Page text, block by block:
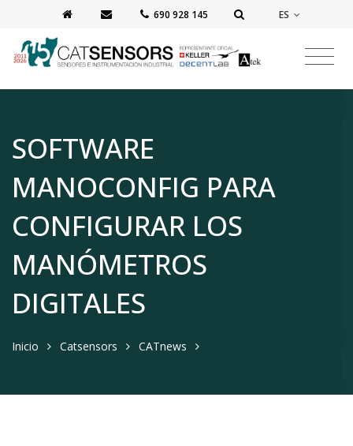
‭690 928 145‬ ES
SOFTWARE
MANOCONFIG PARA
CONFIGURAR LOS
MANÓMETROS
DIGITALES
Inicio Catsensors CATnews